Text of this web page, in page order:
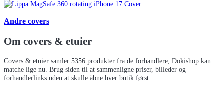
Andre covers
Om covers & etuier
Covers & etuier samler 5356 produkter fra de forhandlere, Dokishop kan
matche lige nu. Brug siden til at sammenligne priser, billeder og
forhandlerlinks uden at skulle åbne hver butik først.